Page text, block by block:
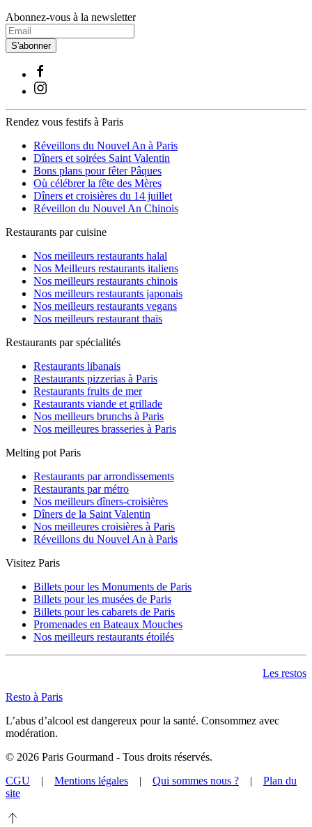
Abonnez-vous à la newsletter
S'abonner
Rendez vous festifs à Paris
Réveillons du Nouvel An à Paris
Dîners et soirées Saint Valentin
Bons plans pour fêter Pâques
Où célébrer la fête des Mères
Dîners et croisières du 14 juillet
Réveillon du Nouvel An Chinois
Restaurants par cuisine
Nos meilleurs restaurants halal
Nos Meilleurs restaurants italiens
Nos meilleurs restaurants chinois
Nos meilleurs restaurants japonais
Nos meilleurs restaurants vegans
Nos meilleurs restaurant thaïs
Restaurants par spécialités
Restaurants libanais
Restaurants pizzerias à Paris
Restaurants fruits de mer
Restaurants viande et grillade
Nos meilleurs brunchs à Paris
Nos meilleures brasseries à Paris
Melting pot Paris
Restaurants par arrondissements
Restaurants par métro
Nos meilleurs dîners-croisières
Dîners de la Saint Valentin
Nos meilleures croisières à Paris
Réveillons du Nouvel An à Paris
Visitez Paris
Billets pour les Monuments de Paris
Billets pour les musées de Paris
Billets pour les cabarets de Paris
Promenades en Bateaux Mouches
Nos meilleurs restaurants étoilés
Les restos
Resto à Paris
L’abus d’alcool est dangereux pour la santé. Consommez avec
modération.
© 2026 Paris Gourmand - Tous droits réservés.
CGU | Mentions légales | Qui sommes nous ? | Plan du
site